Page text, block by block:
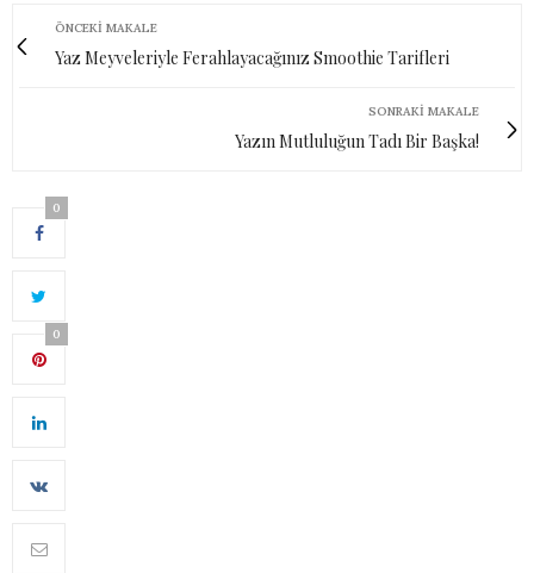
ÖNCEKI MAKALE
Yaz Meyveleriyle Ferahlayacağınız Smoothie Tarifleri
SONRAKI MAKALE
Yazın Mutluluğun Tadı Bir Başka!
0
0